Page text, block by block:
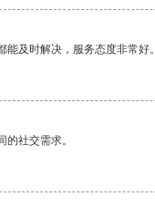
及时解决，服务态度非常好。
社交需求。